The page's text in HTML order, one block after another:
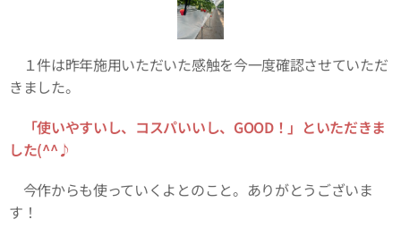
１件は昨年施用いただいた感触を今一度確認させていただ
きました。
「使いやすいし、コスパいいし、GOOD！」といただきま
した(^^♪
今作からも使っていくよとのこと。ありがとうございま
す！